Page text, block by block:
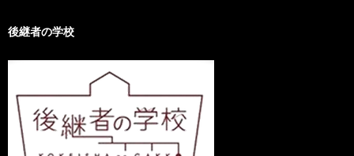
後継者の学校